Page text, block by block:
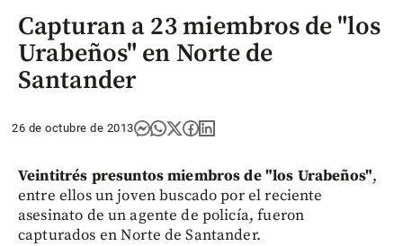
Capturan a 23 miembros de "los
Urabeños" en Norte de
Santander
26 de octubre de 2013
Veintitrés presuntos miembros de "los Urabeños",
entre ellos un joven buscado por el reciente
asesinato de un agente de policía, fueron
capturados en Norte de Santander.